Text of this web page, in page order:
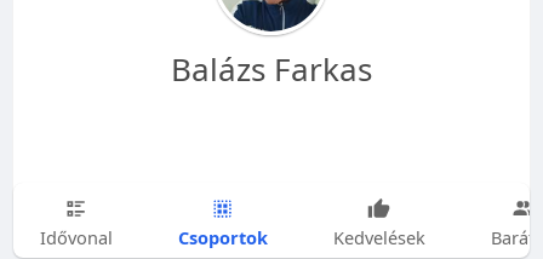
Balázs Farkas
Idővonal Csoportok Kedvelések